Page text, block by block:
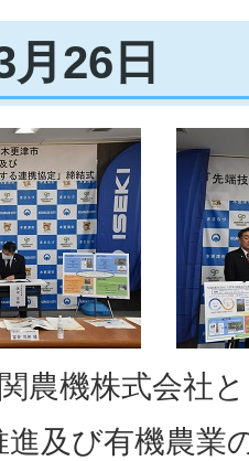
26日
農機株式会社
進及び有機農業